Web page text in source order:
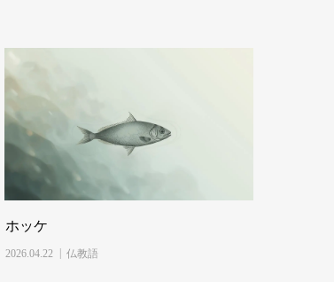
ホッケ
2026.04.22 仏教語